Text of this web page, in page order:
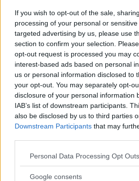
If you wish to opt-out of the sale,
processing of your personal or
targeted advertising by us, please use
section to confirm your selection.
opt-out request is processed you may
interest-based ads based on personal
us or personal information disclosed to
your opt-out. You may separately opt-
disclosure of your personal information
IAB’s list of downstream participants.
also be disclosed by us to third parties
Downstream Participants that may
Please note that this website/app uses
not limited to your visit or usage
Personal Data Processing Opt Outs
Google consents
Läs Frias
Syreär Sveriges enda gröna
finns både digitalt och i tryck.
med statsvetaren
Oscarsson, ledare
väljarrörlighet
intresset. Fria.Nu
måste
ansvar”
En ny
mot bakgrund av
finanskris och